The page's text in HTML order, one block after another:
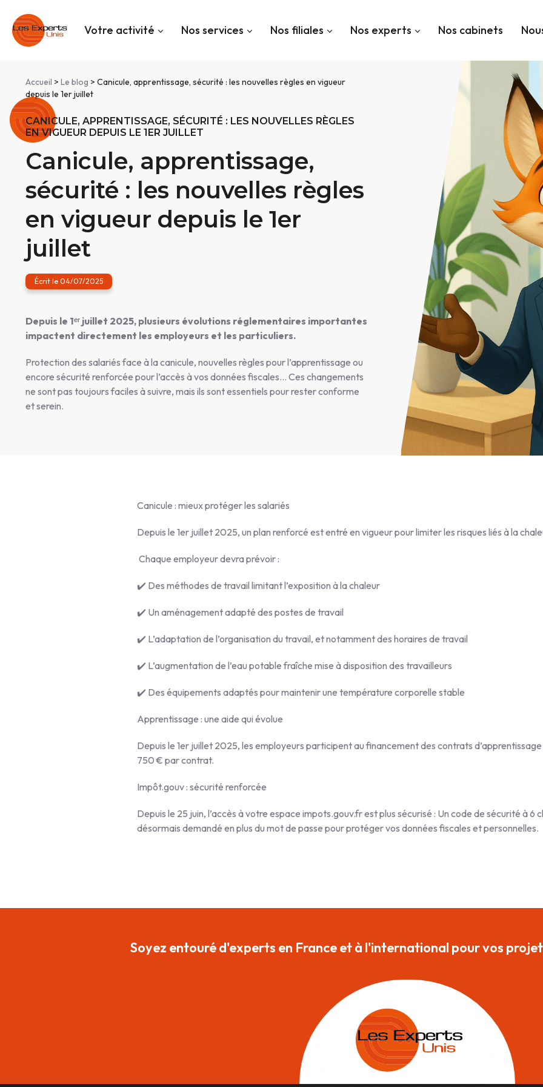
Votre activité Nos services Nos filiales Nos experts Nos cabinets
Accueil >Le blog > Canicule, apprentissage, sécurité : les nouvelles règles en vigueur
depuis le 1er juillet
CANICULE, APPRENTISSAGE, SÉCURITÉ : LES NOUVELLES RÈGLES
EN VIGUEUR DEPUIS LE 1ER JUILLET
Canicule, apprentissage,
sécurité : les nouvelles règles
en vigueur depuis le 1er
juillet
Écrit le 04/07/2025
Depuis le 1ᵉʳ juillet 2025, plusieurs évolutions réglementaires importantes
impactent directement les employeurs et les particuliers.
Protection des salariés face à la canicule, nouvelles règles pour l’apprentissage ou
encore sécurité renforcée pour l’accès à vos données fiscales… Ces changements
ne sont pas toujours faciles à suivre, mais ils sont essentiels pour rester conforme
et serein.
Canicule : mieux protéger les salariés
Depuis le 1er juillet 2025, un plan renforcé est entré en vigueur pour limiter les risques liés à la
Chaque employeur devra prévoir :
✔️ Des méthodes de travail limitant l’exposition à la chaleur
✔️ Un aménagement adapté des postes de travail
✔️ L’adaptation de l’organisation du travail, et notamment des horaires de travail
✔️ L’augmentation de l’eau potable fraîche mise à disposition des travailleurs
✔️ Des équipements adaptés pour maintenir une température corporelle stable
Apprentissage : une aide qui évolue
Depuis le 1er juillet 2025, les employeurs participent au financement des contrats
750 € par contrat.
Impôt.gouv : sécurité renforcée
Depuis le 25 juin, l’accès à votre espace impots.gouv.fr est plus sécurisé : Un code de sécurité à 6
désormais demandé en plus du mot de passe pour protéger vos données fiscales et personnelles.
Soyez entouré d'experts en France et à l'international pour vos